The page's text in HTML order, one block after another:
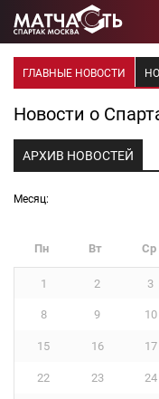
ГЛАВНЫЕ НОВОСТИ
Новости о
АРХИВ НОВОСТЕЙ
Месяц:
Пн Вт Ср
1 2 3
8 9 10
15 16 17
22 23 24